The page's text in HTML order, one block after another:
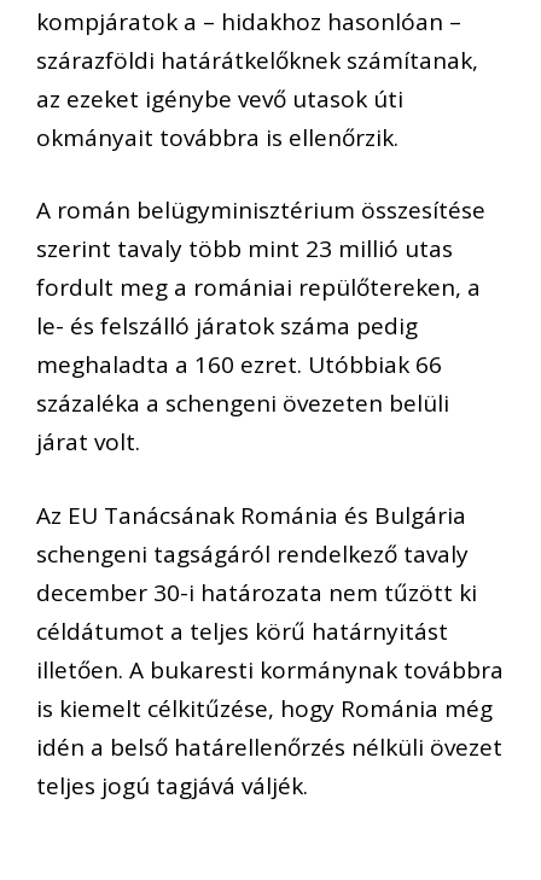
kompjáratok a – hidakhoz hasonlóan –
szárazföldi határátkelőknek számítanak,
az ezeket igénybe vevő utasok úti
okmányait továbbra is ellenőrzik.
A román belügyminisztérium összesítése
szerint tavaly több mint 23 millió utas
fordult meg a romániai repülőtereken, a
le- és felszálló járatok száma pedig
meghaladta a 160 ezret. Utóbbiak 66
százaléka a schengeni övezeten belüli
járat volt.
Az EU Tanácsának Románia és Bulgária
schengeni tagságáról rendelkező tavaly
december 30-i határozata nem tűzött ki
céldátumot a teljes körű határnyitást
illetően. A bukaresti kormánynak továbbra
is kiemelt célkitűzése, hogy Románia még
idén a belső határellenőrzés nélküli övezet
teljes jogú tagjává váljék.